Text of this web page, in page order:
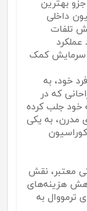
بهترین
داخلی
تلفات
عملکرد
سرمایش کمک
خود، به
که در
خود جلب کرده
مدرن، به یکی
معتبر، نقش
هزینه‌های
ترمووال به